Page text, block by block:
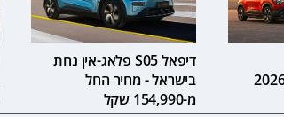
דיפאל S05 פלאג-אין נחת
בישראל - מחיר החל
מ-154,990 שקל